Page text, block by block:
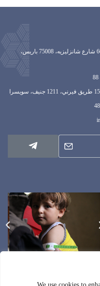
مكتب باريس |66 شارع شانزليزيه، 75008 باريس،